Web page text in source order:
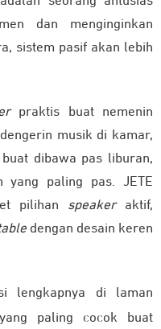
dan menginginkan
sistem pasif akan lebih
praktis buat nemenin
musik di kamar,
dibawa pas liburan,
paling pas. JETE
pilihan speakeraktif,
dengan desain keren
lengkapnya di laman
paling cocok buat